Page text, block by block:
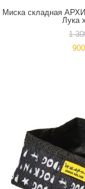
Миска складная
Лука
1